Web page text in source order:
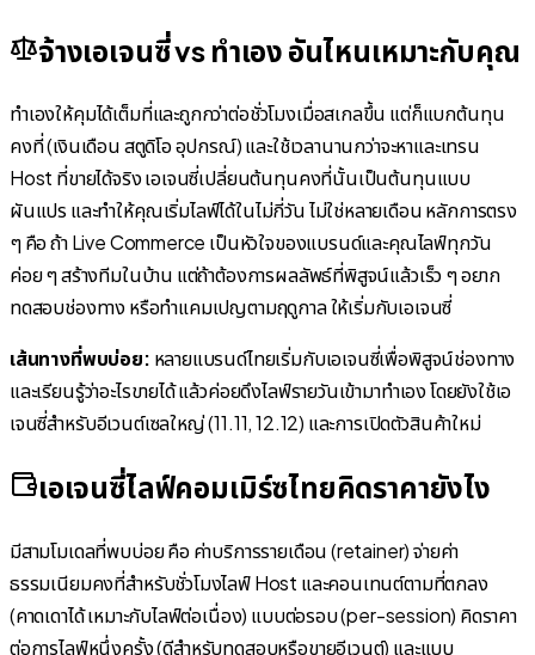
จ้างเอเจนซี่ vs ทำเอง อันไหนเหมาะกับคุณ
ทำเองให้คุมได้เต็มที่และถูกกว่าต่อชั่วโมงเมื่อสเกลขึ้น แต่ก็แบกต้นทุน
คงที่ (เงินเดือน สตูดิโอ อุปกรณ์) และใช้เวลานานกว่าจะหาและเทรน
Host ที่ขายได้จริง เอเจนซี่เปลี่ยนต้นทุนคงที่นั้นเป็นต้นทุนแบบ
ผันแปร และทำให้คุณเริ่มไลฟ์ได้ในไม่กี่วัน ไม่ใช่หลายเดือน หลักการตรง
ๆ คือ ถ้า Live Commerce เป็นหัวใจของแบรนด์และคุณไลฟ์ทุกวัน
ค่อย ๆ สร้างทีมในบ้าน แต่ถ้าต้องการผลลัพธ์ที่พิสูจน์แล้วเร็ว ๆ อยาก
ทดสอบช่องทาง หรือทำแคมเปญตามฤดูกาล ให้เริ่มกับเอเจนซี่
เส้นทางที่พบบ่อย: หลายแบรนด์ไทยเริ่มกับเอเจนซี่เพื่อพิสูจน์ช่องทาง
และเรียนรู้ว่าอะไรขายได้ แล้วค่อยดึงไลฟ์รายวันเข้ามาทำเอง โดยยังใช้เอ
เจนซี่สำหรับอีเวนต์เซลใหญ่ (11.11, 12.12) และการเปิดตัวสินค้าใหม่
เอเจนซี่ไลฟ์คอมเมิร์ซไทยคิดราคายังไง
มีสามโมเดลที่พบบ่อย คือ ค่าบริการรายเดือน (retainer) จ่ายค่า
ธรรมเนียมคงที่สำหรับชั่วโมงไลฟ์ Host และคอนเทนต์ตามที่ตกลง
(คาดเดาได้ เหมาะกับไลฟ์ต่อเนื่อง) แบบต่อรอบ (per-session) คิดราคา
ต่อการไลฟ์หนึ่งครั้ง (ดีสำหรับทดสอบหรือขายอีเวนต์) และแบบ